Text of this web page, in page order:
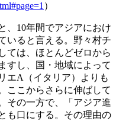
）
、10年間でアジアにおけ
いると言える。野々村チ
ては、ほとんどゼロから
すし、国・地域によって
エA（イタリア）よりも
ここからさらに伸ばして
その一方で、「アジア進
も口にする。その理由の